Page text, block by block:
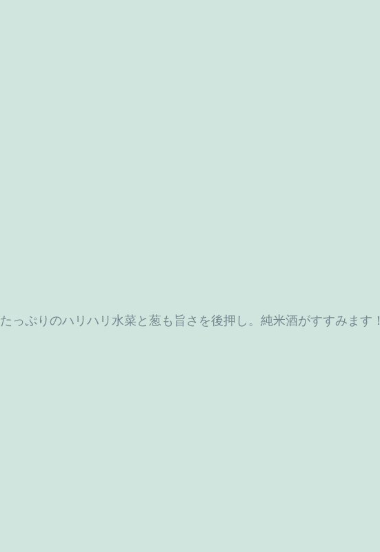
たっぷりのハリハリ水菜と葱も旨さを後押し。純米酒がすすみます！